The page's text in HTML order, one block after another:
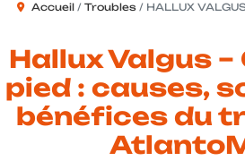
Accueil Troubles HALLUX
Hallux Valgus –
pied : causes,
bénéfices du